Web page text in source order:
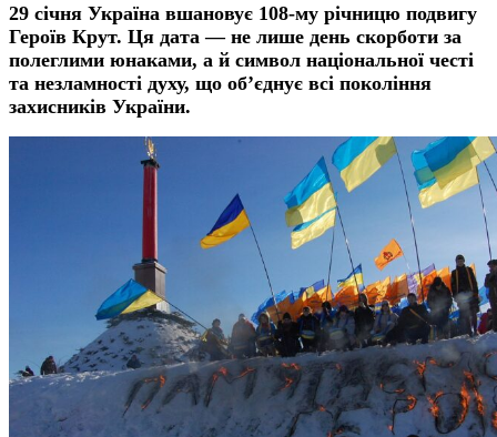
29 січня Україна вшановує 108-му річницю подвигу
Героїв Крут. Ця дата — не лише день скорботи за
полеглими юнаками, а й символ національної честі
та незламності духу, що об’єднує всі покоління
захисників України.